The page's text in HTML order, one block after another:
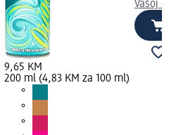
9,65 KM
200 ml (4,83 KM za 100 ml)
Vašoj